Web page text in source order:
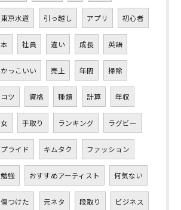
東京水道 引っ越し アプリ 初心者
本 社員 違い 成長 英語
かっこいい 売上 年間 掃除
コツ 資格 種類 計算 年収
女 手取り ランキング ラグビー
プライド キムタク ファッション
勉強 おすすめアーティスト 何気ない
傷つけた 元ネタ 段取り ビジネス